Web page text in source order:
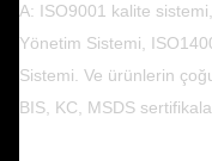
A: ISO9001 kalite
Yönetim Sistemi,
Sistemi. Ve ürünlerin
BIS, KC, MSDS